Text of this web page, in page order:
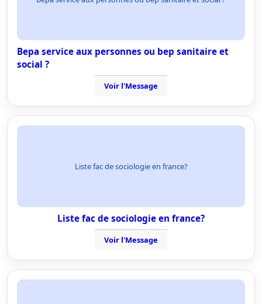
Bepa service aux personnes ou bep sanitaire et
social ?
Voir l'Message
Liste fac de sociologie en france?
Liste fac de sociologie en france?
Voir l'Message